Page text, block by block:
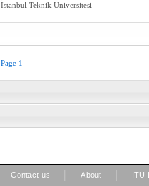
İstanbul Teknik Üniversitesi
Page 1
Contact us About ITU